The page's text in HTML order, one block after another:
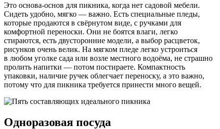
Это основа-основ для пикника, когда нет садовой мебели.
Сидеть удобно, мягко — важно. Есть специальные пледы,
которые продаются в свёрнутом виде, с ручками для
комфортной переноски. Они не боятся влаги, легко
стираются, есть двусторонние модели, а выбор расцветок,
рисунков очень велик. На мягком пледе легко устроиться
в любом уголке сада или возле местного водоёма, не страшно
пролить напитки — потом постираете. Компактность
упаковки, наличие ручек облегчает переноску, а это важно,
потому что для пикника требуется принести много вещей.
Одноразовая посуда